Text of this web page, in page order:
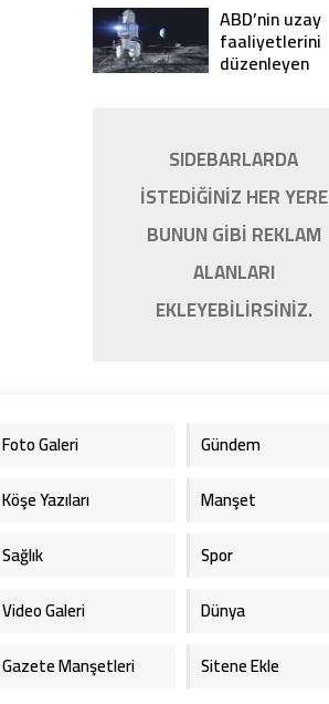
ABD’nin uzay
faaliyetlerini
düzenleyen
SIDEBARLARDA
İSTEDİĞİNİZ HER YERE
BUNUN GİBİ REKLAM
ALANLARI
EKLEYEBİLİRSİNİZ.
Foto Galeri
Gündem
Köşe Yazıları
Manşet
Sağlık
Spor
Video Galeri
Dünya
Gazete Manşetleri Sitene Ekle